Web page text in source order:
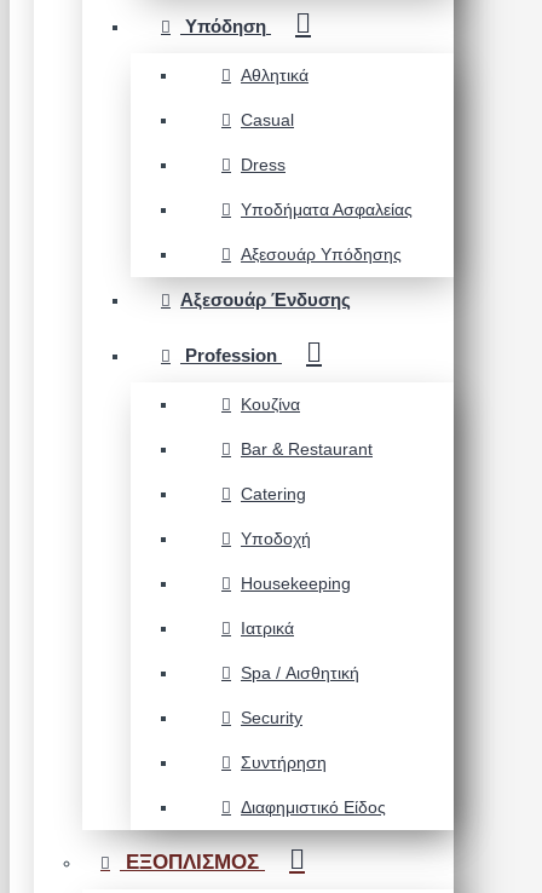
Υπόδηση
Αθλητικά
Casual
Dress
Υποδήματα Ασφαλείας
Αξεσουάρ Υπόδησης
Αξεσουάρ Ένδυσης
Profession
Κουζίνα
Bar & Restaurant
Catering
Υποδοχή
Housekeeping
Ιατρικά
Spa / Αισθητική
Security
Συντήρηση
Διαφημιστικό Είδος
ΕΞΟΠΛΙΣΜΟΣ